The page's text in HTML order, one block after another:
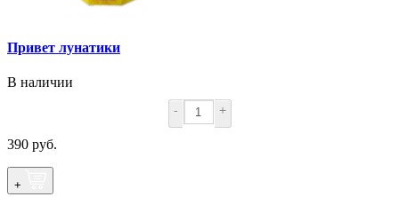
Привет лунатики
В наличии
- +
390 руб.
+